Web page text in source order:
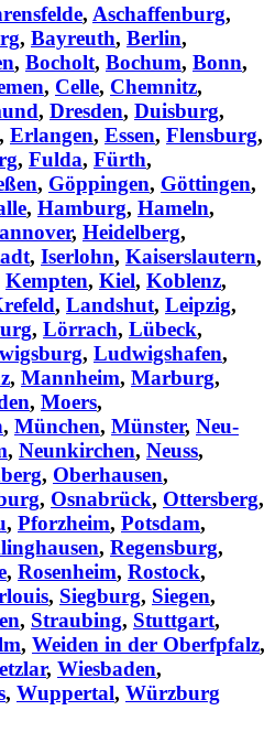
, Aschaffenburg,
, Bayreuth, Berlin,
, Bocholt, Bochum, Bonn,
, Celle, Chemnitz,
, Dresden, Duisburg,
, Erlangen, Essen, Flensburg,
, Fulda, Fürth,
, Göppingen, Göttingen,
, Hamburg, Hameln,
, Heidelberg,
, Iserlohn, Kaiserslautern,
Kempten, Kiel, Koblenz,
, Landshut, Leipzig,
, Lörrach, Lübeck,
, Ludwigshafen,
, Mannheim, Marburg,
, Moers,
, München, Münster, Neu-
, Neunkirchen, Neuss,
, Oberhausen,
, Osnabrück, Ottersberg,
, Pforzheim, Potsdam,
, Regensburg,
, Rosenheim, Rostock,
, Siegburg, Siegen,
, Straubing, Stuttgart,
, Weiden in der Oberfpfalz,
, Wiesbaden,
, Wuppertal, Würzburg